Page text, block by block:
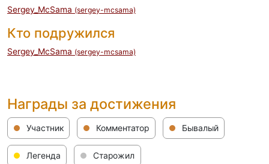
Sergey_McSama (sergey-mcsama)
Кто подружился
Sergey_McSama (sergey-mcsama)
Награды за достижения
Участник Комментатор Бывалый
Легенда Старожил